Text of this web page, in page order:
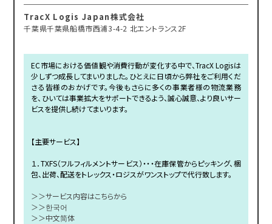
TracX Logis Japan株式会社
千葉県千葉県船橋市西浦3-4-2 北エントランス2F
EC市場における価値観や消費行動が変化する中で、TracX Logisは
少しずつ成長してまいりました。ひとえに日頃から弊社をご利用くだ
さる皆様のおかげです。今後もさらに多くの事業者様の物流業務
を、ひいては事業拡大をサポートできるよう、誠心誠意、より良いサー
ビスを提供し続けてまいります。
【主要サービス】
１．TXFS（フルフィルメントサービス）・・・在庫保管からピッキング、梱
包、出荷、配送をトレックス・ロジスがワンストップで代行致します。
＞＞サービス内容はこちらから
＞＞한국어
＞＞中文简体